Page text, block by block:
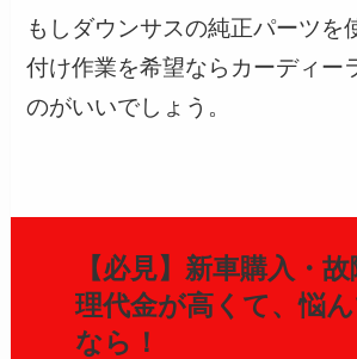
もしダウンサスの純正パーツを
付け作業を希望ならカーディー
のがいいでしょう。
【必見】新車購入・
理代金が高くて、悩
なら！